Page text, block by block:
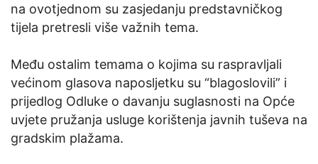
na ovotjednom su zasjedanju predstavničkog
tijela pretresli više važnih tema.
Među ostalim temama o kojima su raspravljali
većinom glasova naposljetku su “blagoslovili” i
prijedlog Odluke o davanju suglasnosti na Opće
uvjete pružanja usluge korištenja javnih tuševa na
gradskim plažama.